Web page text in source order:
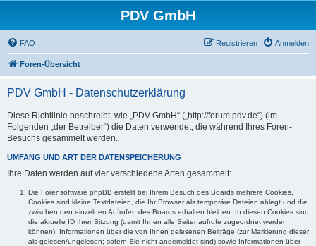
PDV GmbH
FAQ Anmelden
Registrieren
Foren-Übersicht
PDV GmbH - Datenschutzerklärung
Diese Richtlinie beschreibt, wie „PDV GmbH“ („http://forum.pdv.de“) (im
Folgenden „der Betreiber“) die Daten verwendet, die während Ihres Foren-
Besuchs gesammelt werden.
UMFANG UND ART DER DATENSPEICHERUNG
Ihre Daten werden auf vier verschiedene Arten gesammelt:
Die Forensoftware phpBB erstellt bei Ihrem Besuch des Boards mehrere Cookies.
Cookies sind kleine Textdateien, die Ihr Browser als temporäre Dateien ablegt und die
zwischen den einzelnen Aufrufen des Boards erhalten bleiben. In diesen Cookies sind
die aktuelle ID Ihrer Sitzung (damit Ihnen alle Seitenaufrufe zugeordnet werden
können), Informationen über die von Ihnen gelesenen Beiträge (zur Markierung dieser
als gelesen/ungelesen; sofern Sie nicht angemeldet sind) sowie Informationen über